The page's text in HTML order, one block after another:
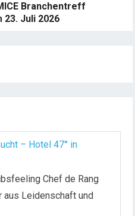
Branchentreff
Juli 2026
– Hotel 47° in
Chef de Rang
Leidenschaft und